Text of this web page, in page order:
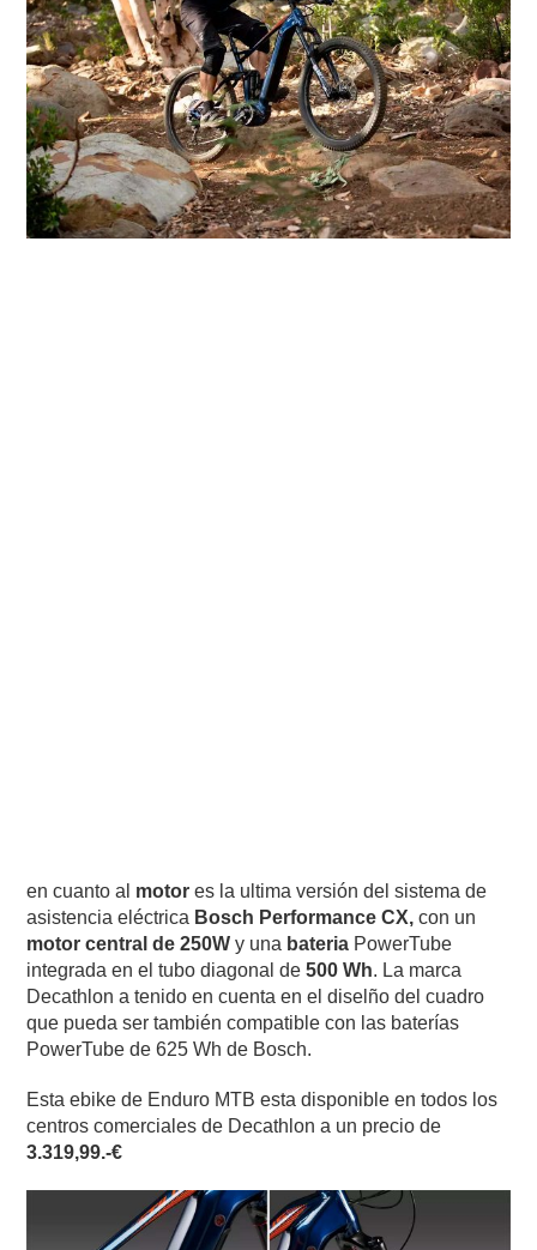
en cuanto al motores la ultima versión del sistema de
asistencia eléctrica Bosch Performance CX, con un
motor central de 250Wy una bateria PowerTube
integrada en el tubo diagonal de500 Wh. La marca
Decathlon a tenido en cuenta en el diselño del cuadro
que pueda ser también compatible con las baterías
PowerTube de 625 Wh de Bosch.
Esta ebike de Enduro MTB esta disponible en todos los
centros comerciales de Decathlon a un precio de
3.319,99.-€